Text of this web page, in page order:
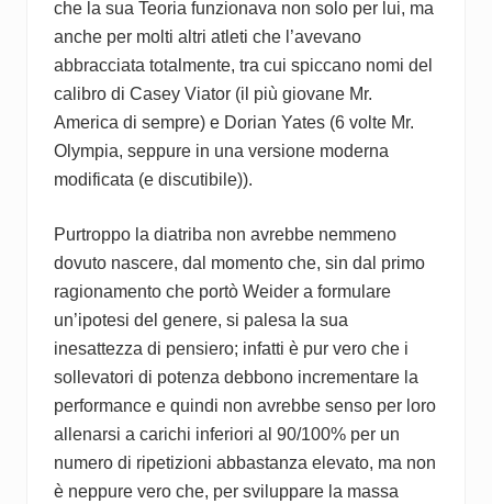
che la sua Teoria funzionava non solo per lui, ma
anche per molti altri atleti che l’avevano
abbracciata totalmente, tra cui spiccano nomi del
calibro di Casey Viator (il più giovane Mr.
America di sempre) e Dorian Yates (6 volte Mr.
Olympia, seppure in una versione moderna
modificata (e discutibile)).
Purtroppo la diatriba non avrebbe nemmeno
dovuto nascere, dal momento che, sin dal primo
ragionamento che portò Weider a formulare
un’ipotesi del genere, si palesa la sua
inesattezza di pensiero; infatti è pur vero che i
sollevatori di potenza debbono incrementare la
performance e quindi non avrebbe senso per loro
allenarsi a carichi inferiori al 90/100% per un
numero di ripetizioni abbastanza elevato, ma non
è neppure vero che, per sviluppare la massa